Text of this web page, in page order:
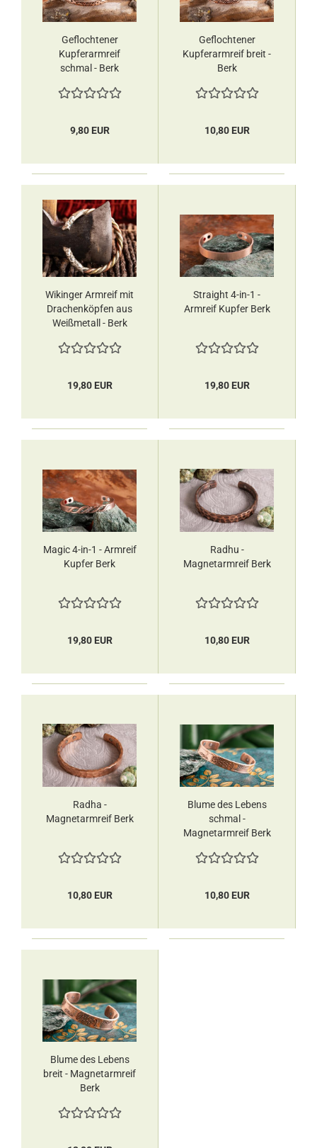
Geflochtener
Kupferarmreif
schmal - Berk
9,80 EUR
Geflochtener
Kupferarmreif breit -
Berk
10,80 EUR
Wikinger Armreif mit
Drachenköpfen aus
Weißmetall - Berk
19,80 EUR
Straight 4-in-1 -
Armreif Kupfer Berk
19,80 EUR
Magic 4-in-1 - Armreif
Kupfer Berk
19,80 EUR
Radhu -
Magnetarmreif Berk
10,80 EUR
Radha -
Magnetarmreif​​​​​​​ Berk
10,80 EUR
Blume des Lebens
schmal -
Magnetarmreif Berk
10,80 EUR
Blume des Lebens
breit - Magnetarmreif
Berk